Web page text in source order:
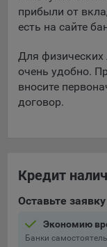
прибыли от
есть на сайте
Для физических
очень удобно.
вносите
договор.
Кредит
Оставьте
Экономию
Банки